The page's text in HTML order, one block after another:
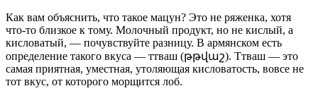
Как вам объяснить, что такое мацун? Это не ряженка, хотя
что-то близкое к тому. Молочный продукт, но не кислый, а
кисловатый, — почувствуйте разницу. В армянском есть
определение такого вкуса — ттваш (թթվաշ). Ттваш — это
самая приятная, уместная, утоляющая кисловатость, вовсе не
тот вкус, от которого морщится лоб.